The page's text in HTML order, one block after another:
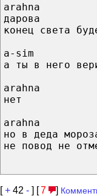
arahna
дарова
конец света
a-sim
а ты в него
arahna
нет
arahna
но в деда
не повод не
[+ 42 - ] [7 ]